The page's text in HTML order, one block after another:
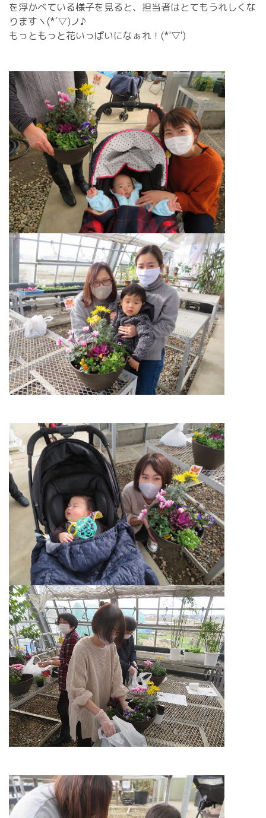
を浮かべている様子を見ると、担当者はとてもうれしくな
りますヽ(*´▽)ノ♪
もっともっと花いっぱいになぁれ！(*'▽')